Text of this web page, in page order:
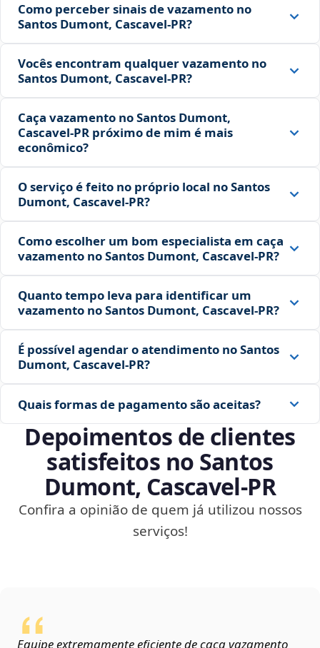
Como perceber sinais de vazamento no
Santos Dumont, Cascavel‑PR?
Vocês encontram qualquer vazamento no
Santos Dumont, Cascavel‑PR?
Caça vazamento no Santos Dumont,
Cascavel‑PR próximo de mim é mais
econômico?
O serviço é feito no próprio local no Santos
Dumont, Cascavel‑PR?
Como escolher um bom especialista em caça
vazamento no Santos Dumont, Cascavel‑PR?
Quanto tempo leva para identificar um
vazamento no Santos Dumont, Cascavel‑PR?
É possível agendar o atendimento no Santos
Dumont, Cascavel‑PR?
Quais formas de pagamento são aceitas?
Depoimentos de clientes
satisfeitos no Santos
Dumont, Cascavel‑PR
Confira a opinião de quem já utilizou nossos
serviços!
Equipe extremamente eficiente de caça vazamento